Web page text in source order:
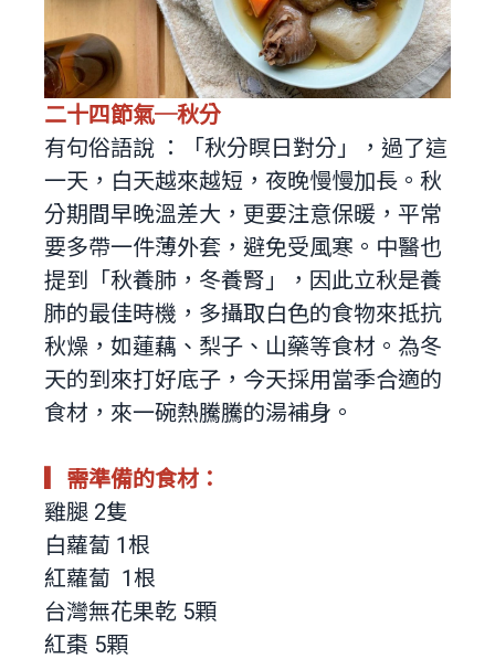
二十四節氣─秋分
有句俗語說 ：「秋分瞑日對分」，過了這
一天，白天越來越短，夜晚慢慢加長。秋
分期間早晚溫差大，更要注意保暖，平常
要多帶一件薄外套，避免受風寒。中醫也
提到「秋養肺，冬養腎」，因此立秋是養
肺的最佳時機，多攝取白色的食物來抵抗
秋燥，如蓮藕、梨子、山藥等食材。為冬
天的到來打好底子，今天採用當季合適的
食材，來一碗熱騰騰的湯補身。
▎需準備的食材：
雞腿 2隻
白蘿蔔 1根
紅蘿蔔 1根
台灣無花果乾 5顆
紅棗 5顆